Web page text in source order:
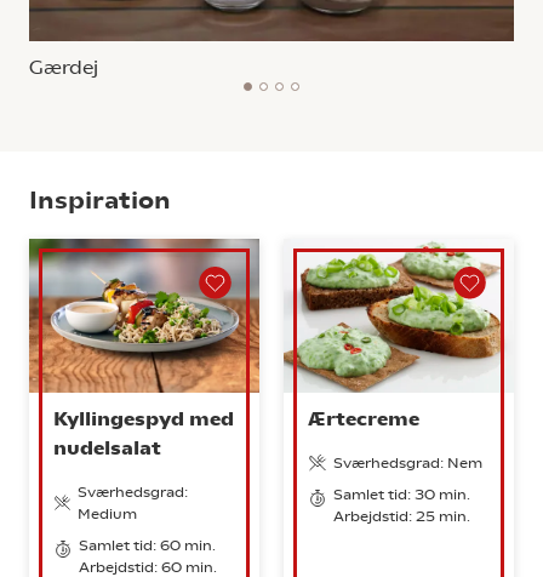
Gærdej
1 2 3 4
Inspiration
Kyllingespyd med
nudelsalat
Sværhedsgrad:
Medium
Samlet tid: 60 min.
Arbejdstid: 60 min.
Ærtecreme
Sværhedsgrad: Nem
Samlet tid: 30 min.
Arbejdstid: 25 min.